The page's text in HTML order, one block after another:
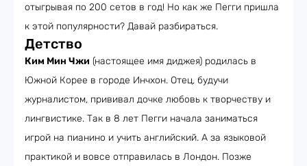
отыгрывая по 200 сетов в год! Но как же Пегги пришла
к этой популярности? Давай разбираться.
Детство
Ким Мин Чжи (настоящее имя диджея) родилась в
Южной Корее в городе Инчхон. Отец, будучи
журналистом, прививал дочке любовь к творчеству и
лингвистике. Так в 8 лет Пегги начала заниматься
игрой на пианино и учить английский. А за языковой
практикой и вовсе отправилась в Лондон. Позже